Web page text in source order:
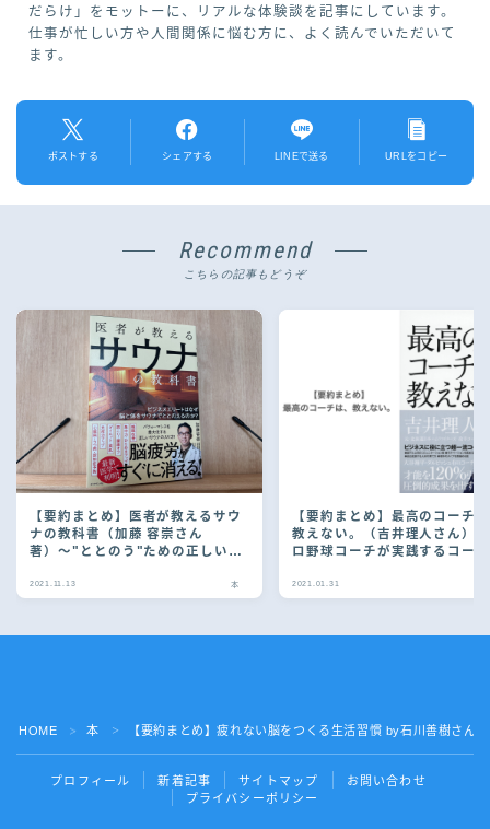
だらけ」をモットーに、リアルな体験談を記事にしています。
仕事が忙しい方や人間関係に悩む方に、よく読んでいただいて
ます。
ポストする シェアする LINEで送る URLをコピー
Recommend
こちらの記事もどうぞ
【要約まとめ】医者が教えるサウ
ナの教科書（加藤 容崇さん
著）〜"ととのう"ための正しい入
2021.11.13 本
【要約まとめ】最高のコーチ
教えない。（吉井理人さん）
ロ野球コーチが実践するコー
2021.01.31
HOME ＞ 本 ＞ 【要約まとめ】疲れない脳をつくる生活習慣 by石川善樹さん
プロフィール 新着記事 サイトマップ
お問い合わせ
プライバシーポリシー